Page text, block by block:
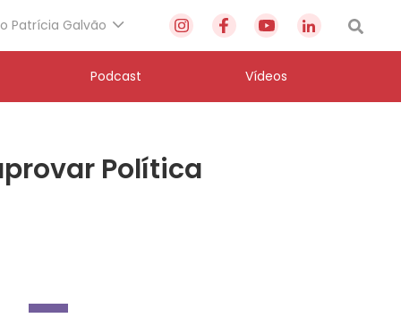
Patrícia Galvão
Podcast Vídeos
Política